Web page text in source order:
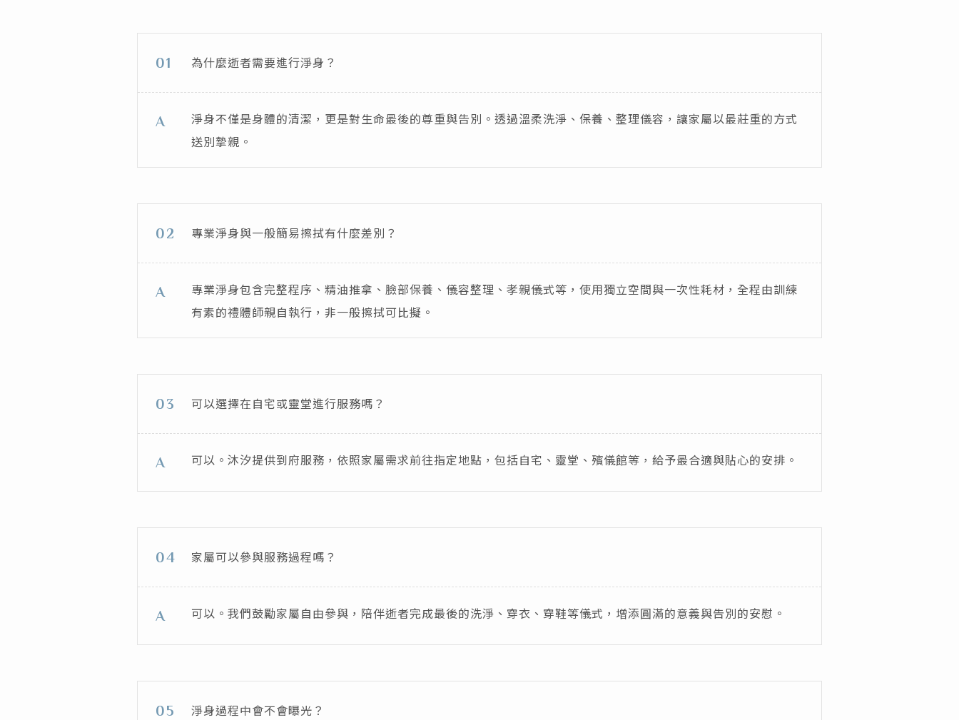
01 為什麼逝者需要進行淨身？
A
淨身不僅是身體的清潔，更是對生命最後的尊重與告別。透過溫柔洗淨、保養、整理儀容，讓家屬以最莊重的方式
送別摯親。
02 專業淨身與一般簡易擦拭有什麼差別？
A
專業淨身包含完整程序、精油推拿、臉部保養、儀容整理、孝親儀式等，使用獨立空間與一次性耗材，全程由訓練
有素的禮體師親自執行，非一般擦拭可比擬。
03 可以選擇在自宅或靈堂進行服務嗎？
A 可以。沐汐提供到府服務，依照家屬需求前往指定地點，包括自宅、靈堂、殯儀館等，給予最合適與貼心的安排。
04 家屬可以參與服務過程嗎？
A 可以。我們鼓勵家屬自由參與，陪伴逝者完成最後的洗淨、穿衣、穿鞋等儀式，增添圓滿的意義與告別的安慰。
05 淨身過程中會不會曝光？